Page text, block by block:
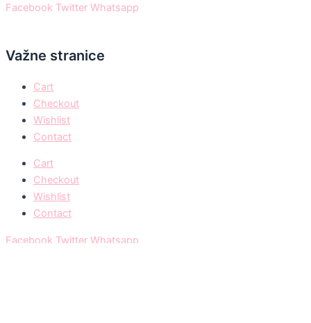
Facebook Twitter Whatsapp
Važne stranice
Cart
Checkout
Wishlist
Contact
Cart
Checkout
Wishlist
Contact
Facebook Twitter Whatsapp